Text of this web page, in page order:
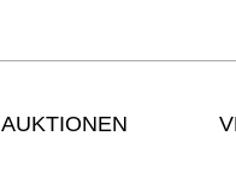
AUKTIONEN